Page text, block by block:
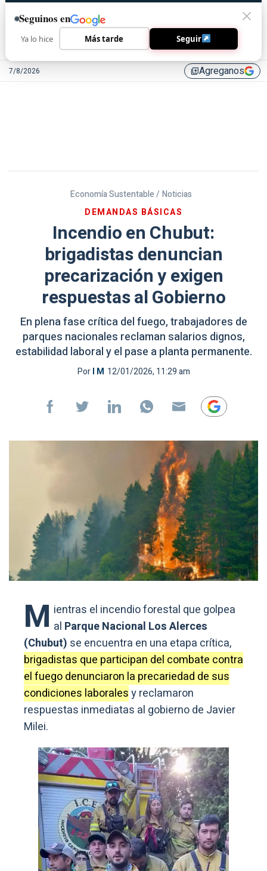
7/8/2026 library_addAgreganos
Economía Sustentable / Noticias
DEMANDAS BÁSICAS
Incendio en Chubut:
brigadistas denuncian
precarización y exigen
respuestas al Gobierno
En plena fase crítica del fuego, trabajadores de
parques nacionales reclaman salarios dignos,
estabilidad laboral y el pase a planta permanente.
PorI M 12/01/2026, 11:29 am
M ientras el incendio forestal que golpea
al Parque Nacional Los Alerces
(Chubut) se encuentra en una etapa crítica,
brigadistas que participan del combate contra
el fuego denunciaron la precariedad de sus
condiciones laboralesy reclamaron
respuestas inmediatas al gobierno de Javier
Milei.
Seguinos en
Ya lo hice Más tarde Seguir